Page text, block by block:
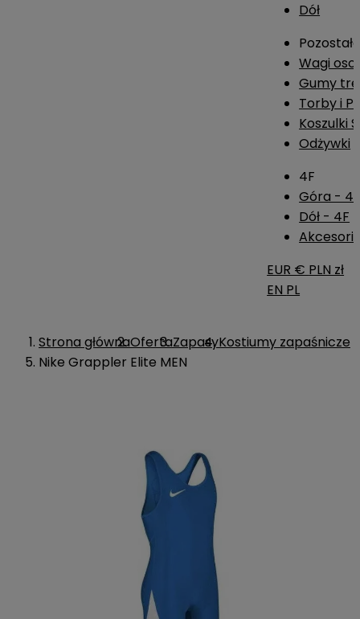
Dół
Wagi
Gumy
Torby i
Koszulki
Odżywki
4F
Góra -
Dół - 4F
EUR € PLN zł
EN PL
Strona głównaOfertaZapasyKostiumy zapaśnicze
Nike Grappler Elite MEN